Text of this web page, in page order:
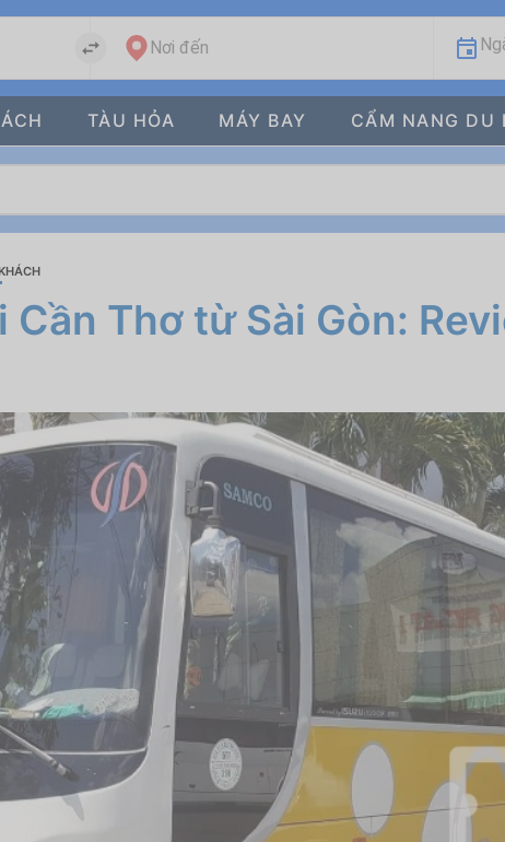
Nơi đến
TÀU HỎA MÁY BAY CẨM NANG DU
Cần Thơ từ Sài Gòn: